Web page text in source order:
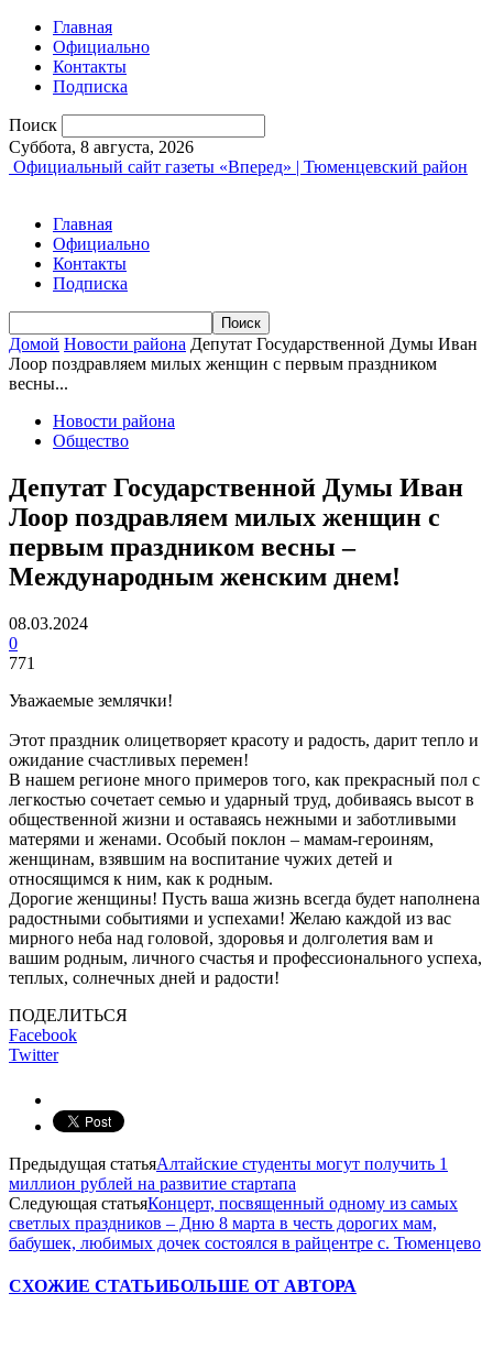
Главная
Официально
Контакты
Подписка
Поиск
Суббота, 8 августа, 2026
Официальный сайт газеты «Вперед» | Тюменцевский район
Главная
Официально
Контакты
Подписка
Домой Новости района Депутат Государственной Думы Иван
Лоор поздравляем милых женщин с первым праздником
весны...
Новости района
Общество
Депутат Государственной Думы Иван
Лоор поздравляем милых женщин с
первым праздником весны –
Международным женским днем!
08.03.2024
0
771
Уважаемые землячки!
Этот праздник олицетворяет красоту и радость, дарит тепло и
ожидание счастливых перемен!
В нашем регионе много примеров того, как прекрасный пол с
легкостью сочетает семью и ударный труд, добиваясь высот в
общественной жизни и оставаясь нежными и заботливыми
матерями и женами. Особый поклон – мамам-героиням,
женщинам, взявшим на воспитание чужих детей и
относящимся к ним, как к родным.
Дорогие женщины! Пусть ваша жизнь всегда будет наполнена
радостными событиями и успехами! Желаю каждой из вас
мирного неба над головой, здоровья и долголетия вам и
вашим родным, личного счастья и профессионального успеха,
теплых, солнечных дней и радости!
ПОДЕЛИТЬСЯ
Facebook
Twitter
Предыдущая статьяАлтайские студенты могут получить 1
миллион рублей на развитие стартапа
Следующая статьяКонцерт, посвященный одному из самых
светлых праздников – Дню 8 марта в честь дорогих мам,
бабушек, любимых дочек состоялся в райцентре с. Тюменцево
СХОЖИЕ СТАТЬИБОЛЬШЕ ОТ АВТОРА